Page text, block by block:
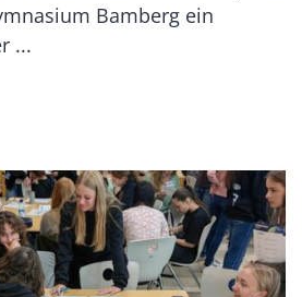
Bamberg ein
...